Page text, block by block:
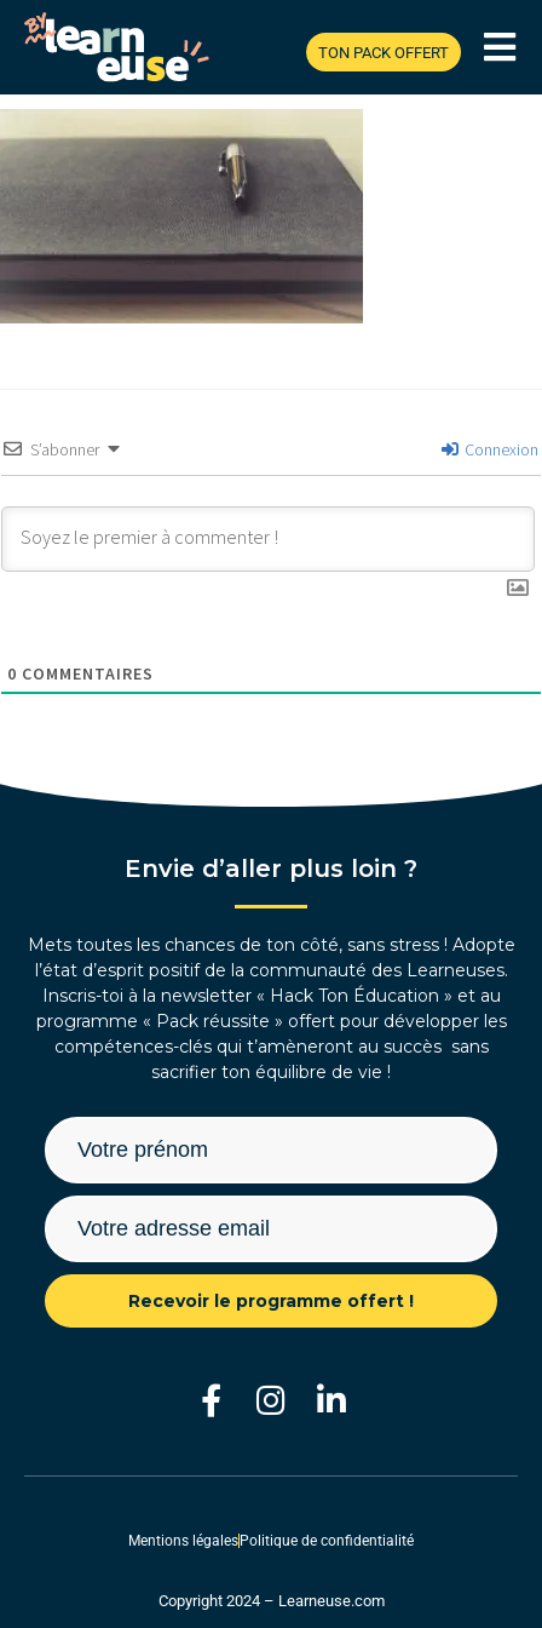
TON PACK OFFERT
24 mars 2018 à300 × 177
7 choses que j’ai apprises dans la
Fonction Publique Territoriale
S’abonner Connexion
0 COMMENTAIRES
Envie d’aller plus loin ?
Mets toutes les chances de ton côté, sans stress ! Adopte
l’état d’esprit positif de la communauté des Learneuses.
Inscris-toi à la newsletter « Hack Ton Éducation » et au
programme « Pack réussite » offert pour développer les
compétences-clés qui t’amèneront au succès sans
sacrifier ton équilibre de vie !
Recevoir le programme offert !
Mentions légales Politique de confidentialité
Copyright 2024 – Learneuse.com